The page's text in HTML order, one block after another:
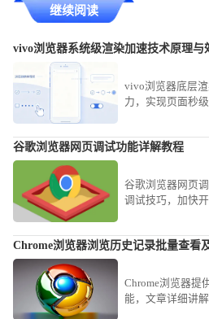
继续阅读
vivo浏览器系统级渲染加速技术原理与
vivo浏览器底层
力，实现页面秒
谷歌浏览器网页调试功能详解教程
谷歌浏览器网页
调试技巧，加快
Chrome浏览器浏览历史记录批量查看
Chrome浏览器提
能，文章详细讲